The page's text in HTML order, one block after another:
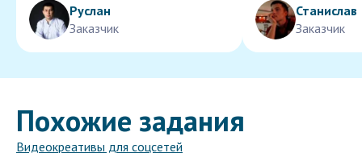
Руслан
Заказчик
Станислав
Заказчик
Похожие задания
Видеокреативы для соцсетей